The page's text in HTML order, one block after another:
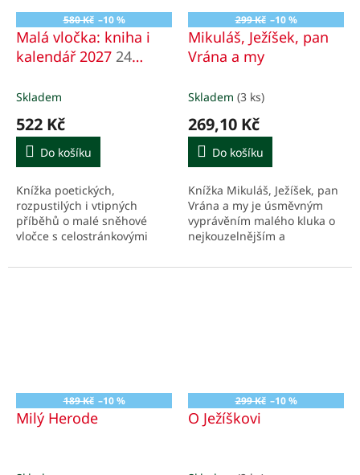
580 Kč –10 %
Malá vločka: kniha i
kalendář 2027 24
Skladem
522 Kč
Do košíku
Knížka poetických,
rozpustilých i vtipných
příběhů o malé sněhové
vločce s celostránkovými
kalendářem na rok 2027 s
299 Kč –10 %
Mikuláš, Ježíšek, pan
Vrána a my
Skladem (3 ks)
269,10 Kč
Do košíku
Knížka Mikuláš, Ježíšek, pan
Vrána a my je úsměvným
vyprávěním malého kluka o
nejkouzelnějším a
189 Kč –10 %
Milý Herode
299 Kč –10 %
O Ježíškovi